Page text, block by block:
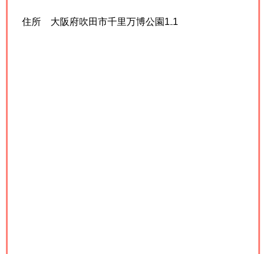
住所 大阪府吹田市千里万博公園1₋1